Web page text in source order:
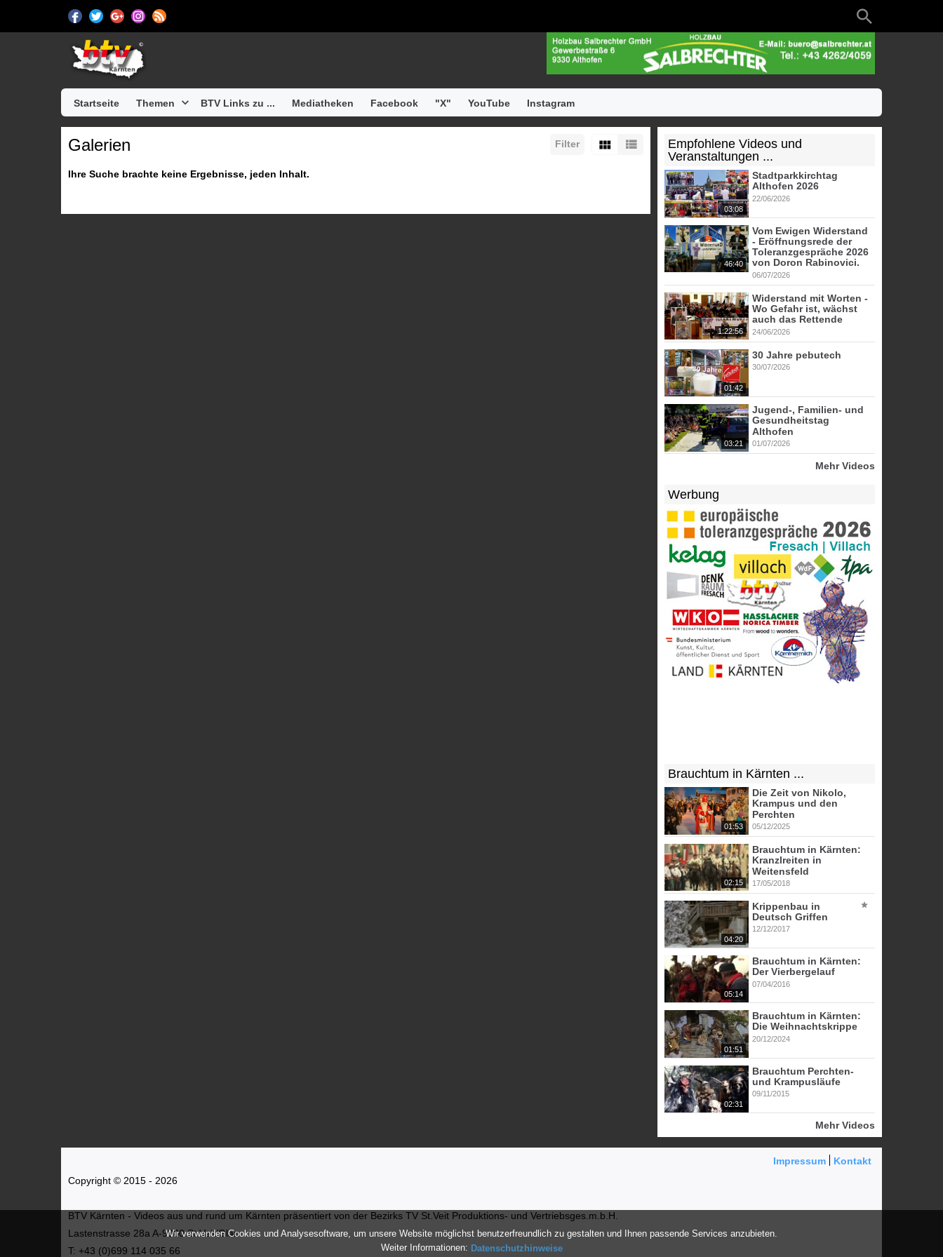
Wir verwenden Cookies und Analysesoftware, um unsere Website möglichst benutzerfreundlich zu gestalten und Ihnen passende Services anzubieten.
Weiter Informationen: Datenschutzhinweise
Startseite Themen BTV Links zu ... Mediatheken Facebook "X" YouTube Instagram
Filter
Galerien
Ihre Suche brachte keine Ergebnisse, jeden Inhalt.
Empfohlene Videos und
Veranstaltungen ...
03:08
Stadtparkkirchtag
Althofen 2026
22/06/2026
46:40
Vom Ewigen Widerstand
- Eröffnungsrede der
Toleranzgespräche 2026
von Doron Rabinovici.
06/07/2026
1:22:56
Widerstand mit Worten -
Wo Gefahr ist, wächst
auch das Rettende
24/06/2026
01:42
30 Jahre pebutech
30/07/2026
03:21
Jugend-, Familien- und
Gesundheitstag
Althofen
01/07/2026
Mehr Videos
Werbung
Brauchtum in Kärnten ...
01:53
Die Zeit von Nikolo,
Krampus und den
Perchten
05/12/2025
02:15
Brauchtum in Kärnten:
Kranzlreiten in
Weitensfeld
17/05/2018
04:20
Krippenbau in
Deutsch Griffen
12/12/2017
05:14
Brauchtum in Kärnten:
Der Vierbergelauf
07/04/2016
01:51
Brauchtum in Kärnten:
Die Weihnachtskrippe
20/12/2024
02:31
Brauchtum Perchten-
und Krampusläufe
09/11/2015
Mehr Videos
Impressum
Kontakt
Copyright © 2015 - 2026
BTV Kärnten - Videos aus und rund um Kärnten präsentiert von der Bezirks TV St.Veit Produktions- und Vertriebsges.m.b.H.
Lastenstrasse 28a A-9300 St.Veit/Glan
T: +43 (0)699 114 035 66